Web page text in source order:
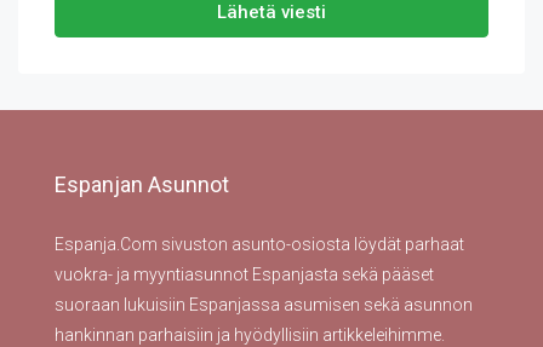
Lähetä viesti
Espanjan Asunnot
Espanja.Com sivuston asunto-osiosta löydät parhaat
vuokra- ja myyntiasunnot Espanjasta sekä pääset
suoraan lukuisiin Espanjassa asumisen sekä asunnon
hankinnan parhaisiin ja hyödyllisiin artikkeleihimme.